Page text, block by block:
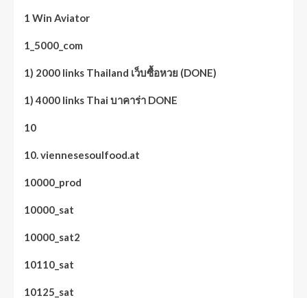
1 Win Aviator
1_5000_com
1) 2000 links Thailand เว็บซื้อหวย (DONE)
1) 4000 links Thai บาคาร่า DONE
10
10. viennesesoulfood.at
10000_prod
10000_sat
10000_sat2
10110_sat
10125_sat